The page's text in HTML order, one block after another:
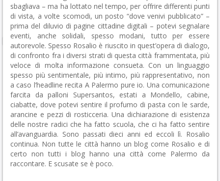
sbagliava – ma ha lottato nel tempo, per offrire differenti punti
di vista, a volte scomodi, un posto “dove venivi pubblicato” –
prima del diluvio di pagine cittadine digitali – potevi segnalare
eventi, anche solidali, spesso modani, tutto per essere
autorevole. Spesso Rosalio è riuscito in quest’opera di dialogo,
di confronto fra i diversi strati di questa città frammentata, più
veloce di molta informazione consueta. Con un linguaggio
spesso più sentimentale, più intimo, più rappresentativo, non
a caso l’headline recita A Palermo pure io. Una comunicazione
farcita da palloni Supersantos, estati a Mondello, cabine,
ciabatte, dove potevi sentire il profumo di pasta con le sarde,
arancine e pezzi di rosticceria. Una dichiarazione di esistenza
delle nostre radici che ha fatto scuola, che ci ha fatto sentire
all’avanguardia. Sono passati dieci anni ed eccoli lì. Rosalio
continua. Non tutte le città hanno un blog come Rosalio e di
certo non tutti i blog hanno una città come Palermo da
raccontare. E scusate se è poco.